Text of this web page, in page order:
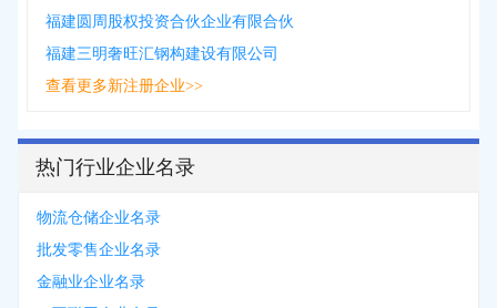
福建圆周股权投资合伙企业有限合伙
福建三明奢旺汇钢构建设有限公司
查看更多新注册企业>>
热门行业企业名录
物流仓储企业名录
批发零售企业名录
金融业企业名录